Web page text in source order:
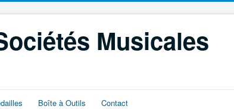
Musicales
Boîte à Outils Contact